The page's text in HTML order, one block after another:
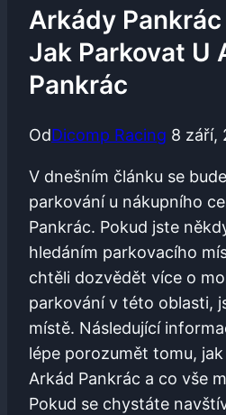
Arkády
Jak Parkovat U
Pankrác
OdDicomp Racing 8 září,
V dnešním ‌článku se
parkování u nákupního
Pankrác. Pokud⁤ jste⁢
hledáním⁣ parkovacího
chtěli dozvědět⁣ více o
parkování v ⁢této oblasti,
místě. Následující
lépe porozumět tomu,
Arkád Pankrác a ⁤co ​vše
Pokud se⁣ chystáte